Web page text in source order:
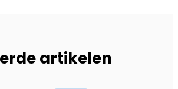
artikelen